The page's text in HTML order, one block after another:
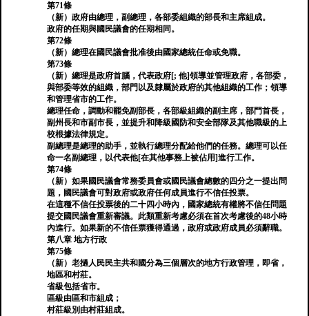
第71條
（新）政府由總理，副總理，各部委組織的部長和主席組成。
政府的任期與國民議會的任期相同。
第72條
（新）總理在國民議會批准後由國家總統任命或免職。
第73條
（新）總理是政府首腦，代表政府[; 他]領導並管理政府，各部委，
與部委等效的組織，部門以及隸屬於政府的其他組織的工作；領導
和管理省市的工作。
總理任命，調動和罷免副部長，各部級組織的副主席，部門首長，
副州長和市副市長，並提升和降級國防和安全部隊及其他職級的上
校根據法律規定。
副總理是總理的助手，並執行總理分配給他們的任務。總理可以任
命一名副總理，以代表他[在其他事務上被佔用]進行工作。
第74條
（新）如果國民議會常務委員會或國民議會總數的四分之一提出問
題，國民議會可對政府或政府任何成員進行不信任投票。
在這種不信任投票後的二十四小時內，國家總統有權將不信任問題
提交國民議會重新審議。此類重新考慮必須在首次考慮後的48小時
內進行。如果新的不信任票獲得通過，政府或政府成員必須辭職。
第八章 地方行政
第75條
（新）老撾人民民主共和國分為三個層次的地方行政管理，即省，
地區和村莊。
省級包括省市。
區級由區和市組成；
村莊級別由村莊組成。